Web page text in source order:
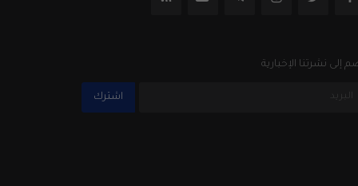
إلى نشرتنا الإخبارية
اشترك